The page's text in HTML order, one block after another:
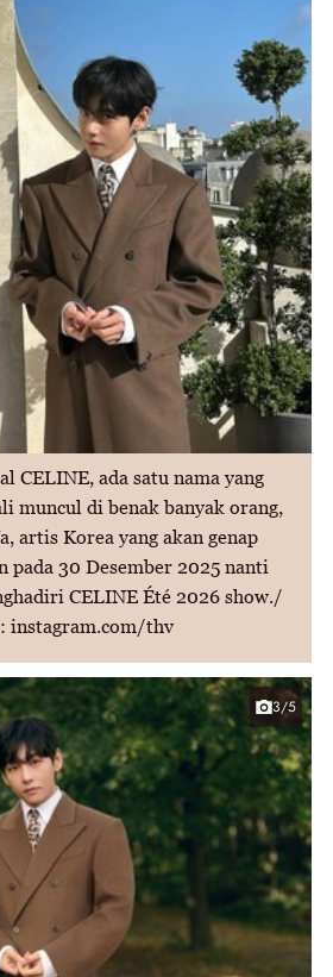
CELINE, ada satu nama yang
muncul di benak banyak orang,
artis Korea yang akan genap
pada 30 Desember 2025 nanti
CELINE Été 2026 show./
instagram.com/thv
3/5